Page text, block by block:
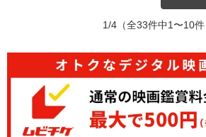
1/4 （全33件中1〜10件